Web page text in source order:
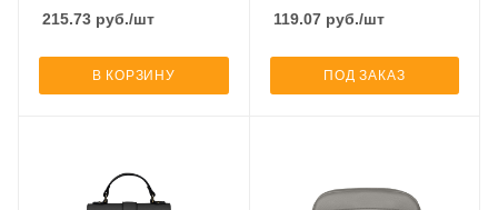
215.73 руб./шт
В КОРЗИНУ
119.07руб./шт
ПОД ЗАКАЗ